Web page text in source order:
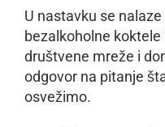
U nastavku se
bezalkoholne
društvene mreže i
odgovor na pitanje
osvežimo.